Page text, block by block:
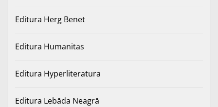
Editura Herg Benet
Editura Humanitas
Editura Hyperliteratura
Editura Lebăda Neagră